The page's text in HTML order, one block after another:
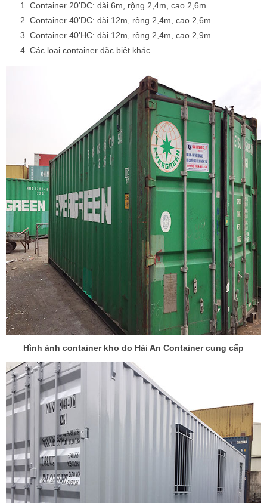
Container 20'DC: dài 6m, rộng 2,4m, cao 2,6m
Container 40'DC: dài 12m, rộng 2,4m, cao 2,6m
Container 40'HC: dài 12m, rộng 2,4m, cao 2,9m
Các loại container đặc biệt khác...
Hình ảnh container kho do Hải An Container cung cấp